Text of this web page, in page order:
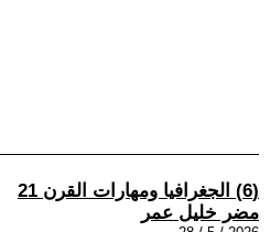
(6) الجغرافيا ومهارات القرن 21
مضر خليل عمر